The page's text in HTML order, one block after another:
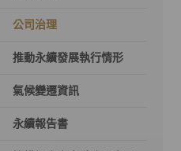
公司治理
推動永續發展執行情形
氣候變遷資訊
永續報告書